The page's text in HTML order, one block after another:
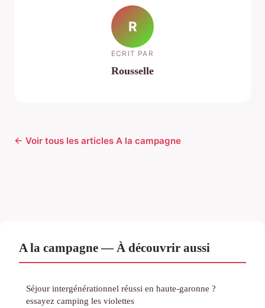
R
ECRIT PAR
Rousselle
← Voir tous les articles A la campagne
A la campagne — À découvrir aussi
Séjour intergénérationnel réussi en haute-garonne ?
essayez camping les violettes